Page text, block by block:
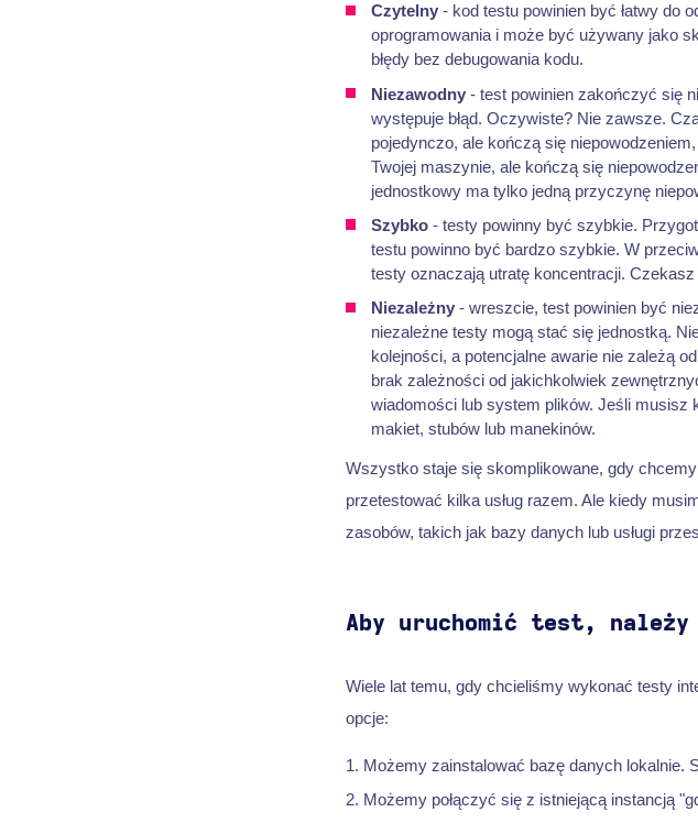
Czytelny- kod testu powinien być łatwy do
oprogramowania i może być używany jako
błędy bez debugowania kodu.
Niezawodny- test powinien zakończyć się
występuje błąd. Oczywiste? Nie zawsze.
pojedynczo, ale kończą się
Twojej maszynie, ale kończą się
jednostkowy ma tylko jedną przyczynę
Szybko- testy powinny być szybkie.
testu powinno być bardzo szybkie. W
testy oznaczają utratę koncentracji.
Niezależny- wreszcie, test powinien być
niezależne testy mogą stać się jednostką.
kolejności, a potencjalne awarie nie zależą
brak zależności od jakichkolwiek
wiadomości lub system plików. Jeśli
makiet, stubów lub manekinów.
Wszystko staje się skomplikowane, gdy
przetestować kilka usług razem. Ale kiedy
zasobów, takich jak bazy danych lub usługi
Aby uruchomić test,
Wiele lat temu, gdy chcieliśmy wykonać testy
opcje:
Możemy zainstalować bazę danych lokalnie.
Możemy połączyć się z istniejącą instancją